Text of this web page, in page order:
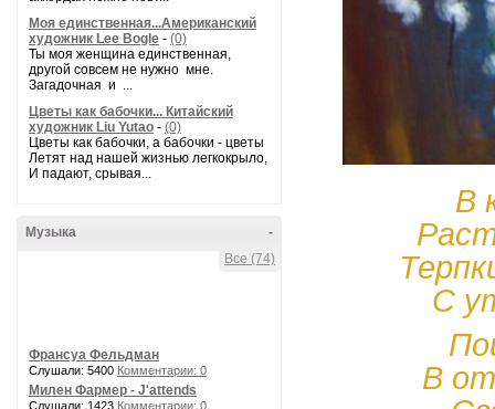
Моя единственная...Американский
художник Lee Bogle - (0)
Ты моя женщина единственная,
другой совсем не нужно мне.
Загадочная и ...
Цветы как бабочки... Китайский
художник Liu Yutao - (0)
Цветы как бабочки, а бабочки - цветы
Летят над нашей жизнью легкокрыло,
И падают, срывая...
-
Музыка
Все (74)
Франсуа Фельдман
Слушали: 5400 Комментарии: 0
Милен Фармер - J'attends
Слушали: 1423 Комментарии: 0
В
С
В